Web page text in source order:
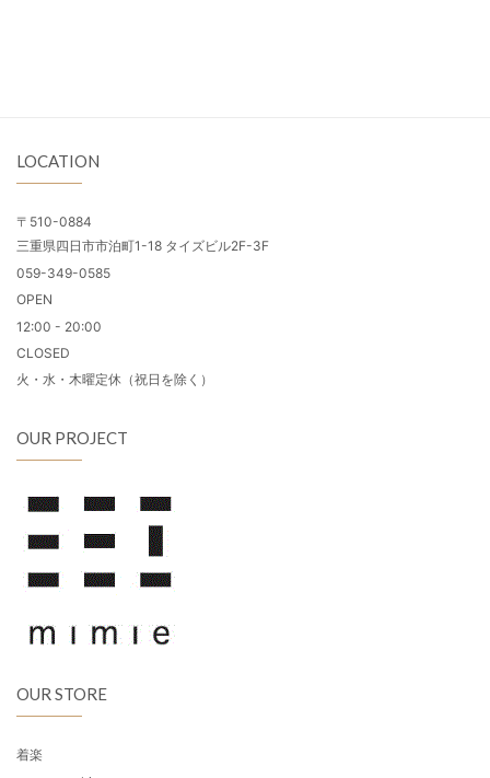
LOCATION
〒510-0884
三重県四日市市泊町1-18 タイズビル2F-3F
059-349-0585
OPEN
12:00 - 20:00
CLOSED
火・水・木曜定休（祝日を除く）
OUR PROJECT
OUR STORE
着楽